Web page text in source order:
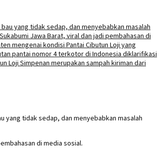
yang tidak sedap, dan menyebabkan masalah
di media sosial.